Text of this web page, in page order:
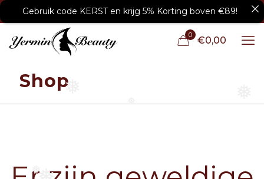
❅
❅
0 €0,00
Shop
Gebruik code KERST en krijg 5% Korting boven €89!